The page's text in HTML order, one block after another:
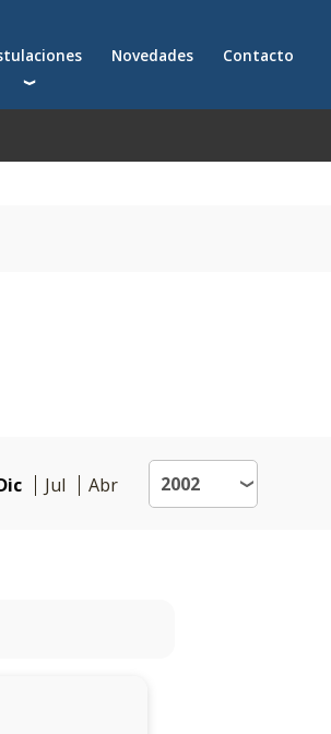
a un postgrado
Novedades Contacto
Jul Abr